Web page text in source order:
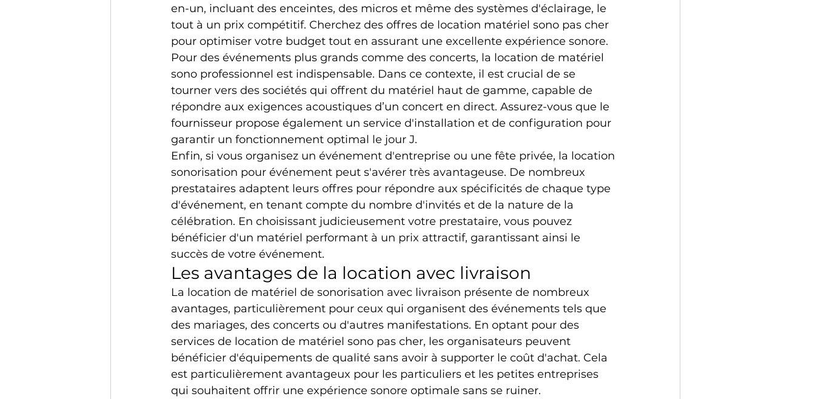
en-un, incluant des enceintes, des micros et même des systèmes d'éclairage, le
tout à un prix compétitif. Cherchez des offres de location matériel sono pas cher
pour optimiser votre budget tout en assurant une excellente expérience sonore.
Pour des événements plus grands comme des concerts, la location de matériel
sono professionnel est indispensable. Dans ce contexte, il est crucial de se
tourner vers des sociétés qui offrent du matériel haut de gamme, capable de
répondre aux exigences acoustiques d’un concert en direct. Assurez-vous que le
fournisseur propose également un service d'installation et de configuration pour
garantir un fonctionnement optimal le jour J.
Enfin, si vous organisez un événement d'entreprise ou une fête privée, la location
sonorisation pour événement peut s'avérer très avantageuse. De nombreux
prestataires adaptent leurs offres pour répondre aux spécificités de chaque type
d'événement, en tenant compte du nombre d'invités et de la nature de la
célébration. En choisissant judicieusement votre prestataire, vous pouvez
bénéficier d'un matériel performant à un prix attractif, garantissant ainsi le
succès de votre événement.
Les avantages de la location avec livraison
La location de matériel de sonorisation avec livraison présente de nombreux
avantages, particulièrement pour ceux qui organisent des événements tels que
des mariages, des concerts ou d'autres manifestations. En optant pour des
services de location de matériel sono pas cher, les organisateurs peuvent
bénéficier d'équipements de qualité sans avoir à supporter le coût d'achat. Cela
est particulièrement avantageux pour les particuliers et les petites entreprises
qui souhaitent offrir une expérience sonore optimale sans se ruiner.